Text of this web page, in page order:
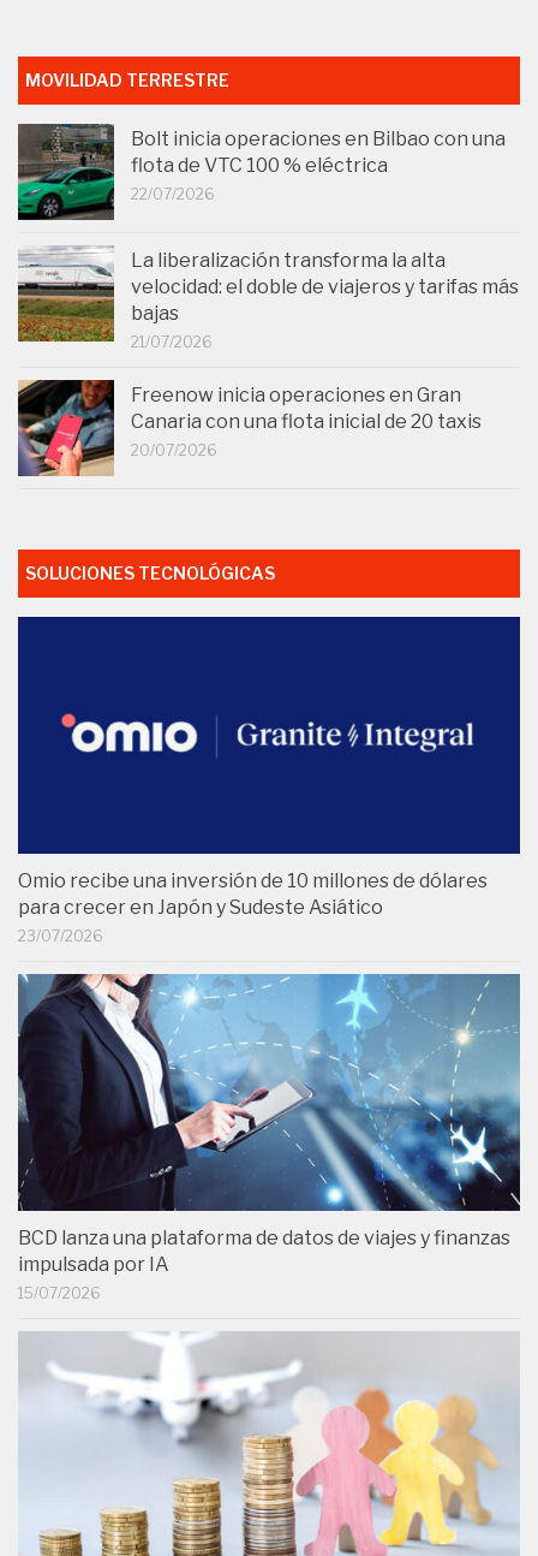
MOVILIDAD TERRESTRE
Bolt inicia operaciones en Bilbao con una
flota de VTC 100 % eléctrica
22/07/2026
La liberalización transforma la alta
velocidad: el doble de viajeros y tarifas más
bajas
21/07/2026
Freenow inicia operaciones en Gran
Canaria con una flota inicial de 20 taxis
20/07/2026
SOLUCIONES TECNOLÓGICAS
Omio recibe una inversión de 10 millones de dólares
para crecer en Japón y Sudeste Asiático
23/07/2026
BCD lanza una plataforma de datos de viajes y finanzas
impulsada por IA
15/07/2026